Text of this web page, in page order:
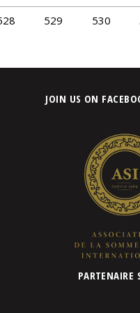
529 530
JOIN US ON
PARTENAIRE